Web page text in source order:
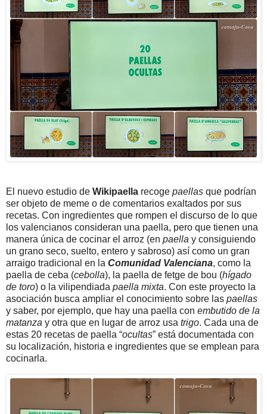
El nuevo estudio de Wikipaella recoge paellas que podrían
ser objeto de meme o de comentarios exaltados por sus
recetas. Con ingredientes que rompen el discurso de lo que
los valencianos consideran una paella, pero que tienen una
manera única de cocinar el arroz (en paella y consiguiendo
un grano seco, suelto, entero y sabroso) así como un gran
arraigo tradicional en la Comunidad Valenciana, como la
paella de ceba (cebolla), la paella de fetge de bou (hígado
de toro) o la vilipendiada paella mixta. Con este proyecto la
asociación busca ampliar el conocimiento sobre las paellas
y saber, por ejemplo, que hay una paella con embutido de la
matanza y otra que en lugar de arroz usa trigo. Cada una de
estas 20 recetas de paella “ocultas” está documentada con
su localización, historia e ingredientes que se emplean para
cocinarla.